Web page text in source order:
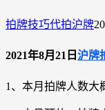
拍牌技巧代拍沪牌
2021年8月21日 沪牌
1、本月拍牌人数大